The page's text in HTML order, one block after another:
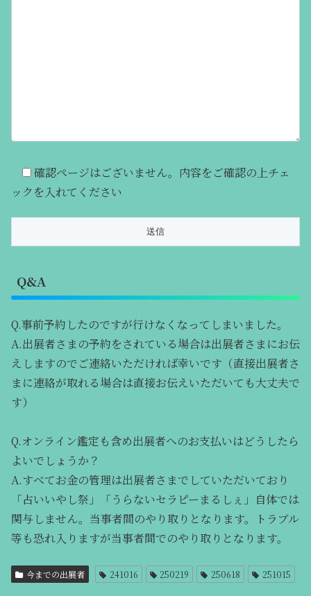
確認ページはございません。内容をご確認の上チェ
ックを入れてください
Q&A
Q.事前予約したのですが行けなくなってしまいました。
A.出展者さまの予約をされている場合は出展者さまにお伝
えしますのでご連絡いただければ幸いです（直接出展者さ
まに連絡が取れる場合は直接お伝えいただいても大丈夫で
す）
Q.オンライン鑑定も含め出展者へのお支払いはどうしたら
よいでしょうか？
A.すべてお金の管理は出展者さまでしていただいており
「占いいやし祭」「うらないセラピーまるしぇ」自体では
関与しません。当事者間のやり取りとなります。トラブル
等も恐れ入りますが当事者間でのやり取りとなります。
今までの出展者 241016 250219 250618 251015